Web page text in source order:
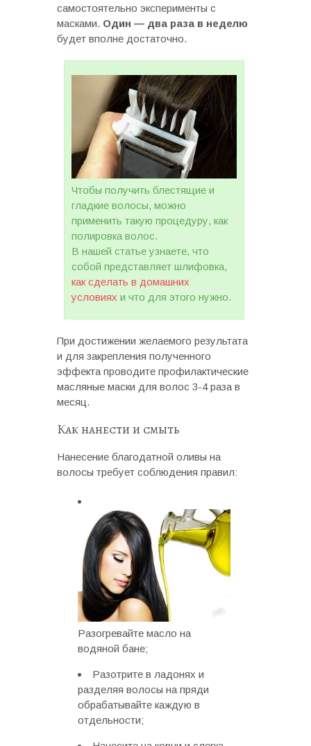
самостоятельно эксперименты с
масками. Один — два раза в неделю
будет вполне достаточно.
Чтобы получить блестящие и
гладкие волосы, можно
применить такую процедуру, как
полировка волос.
В нашей статье узнаете, что
собой представляет шлифовка,
как сделать в домашних
условиях и что для этого нужно.
При достижении желаемого результата
и для закрепления полученного
эффекта проводите профилактические
масляные маски для волос 3-4 раза в
месяц.
Как нанести и смыть
Нанесение благодатной оливы на
волосы требует соблюдения правил:
Разогревайте масло на
водяной бане;
Разотрите в ладонях и
разделяя волосы на пряди
обрабатывайте каждую в
отдельности;